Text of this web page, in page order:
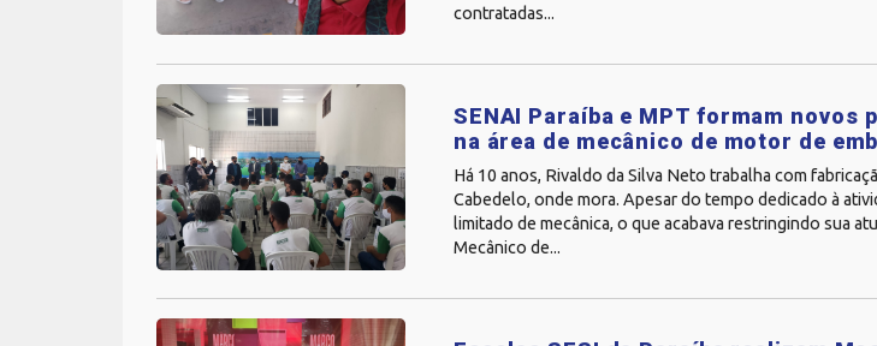
contratadas...
SENAI Paraíba e MPT formam novos
na área de mecânico de motor de
Há 10 anos, Rivaldo da Silva Neto trabalha com
Cabedelo, onde mora. Apesar do tempo dedicado à
limitado de mecânica, o que acabava restringindo sua
Mecânico de...